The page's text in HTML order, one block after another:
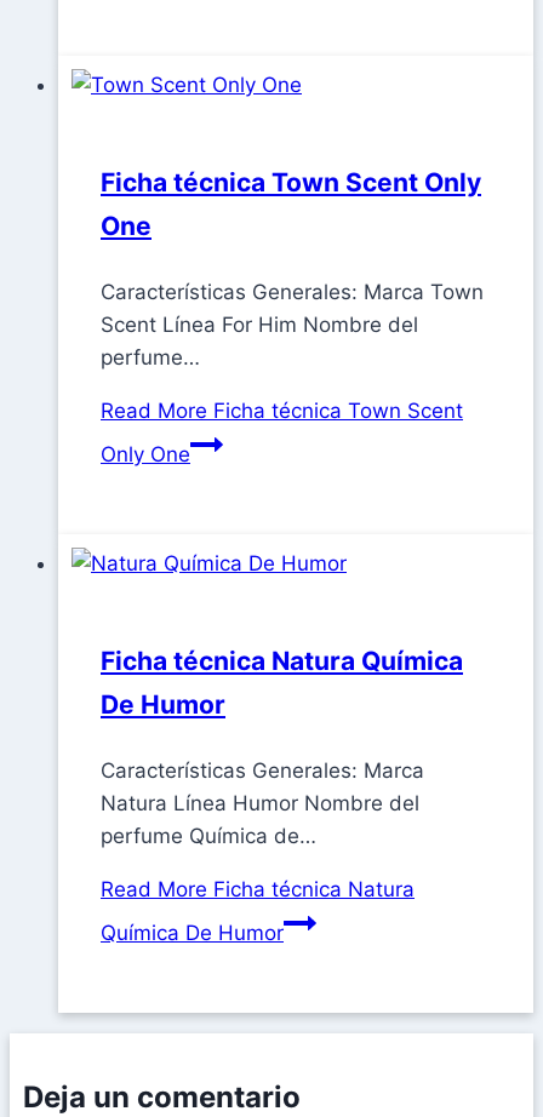
Ficha técnica Town Scent Only
One
Características Generales: Marca Town
Scent Línea For Him Nombre del
perfume…
Read More Ficha técnica Town Scent
Only One
Ficha técnica Natura Química
De Humor
Características Generales: Marca
Natura Línea Humor Nombre del
perfume Química de…
Read More Ficha técnica Natura
Química De Humor
Deja un comentario